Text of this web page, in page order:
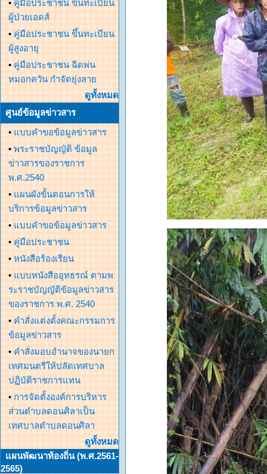
• คู่มือประชาชน ขึ้นทะเบียน
ผู้ป่วยเอดส์
• คู่มือประชาชน ขึ้นทะเบียน
ผู้สูงอายุ
• คู่มือประชาชน ฉีดพ่น
หมอกควัน กำจัดยุ่งลาย
ดูทั้งหมด
ศูนย์ข้อมูลข่าวสาร
• แบบคำขอข้อมูลข่าวสาร
• พระราชบัญญัติ ข้อมูล
ข่าวสารของราชการ
พ.ศ.2540
• แผนผังขั้นตอนการให้
บริการข้อมูลข่าวสาร
• แบบคำขอข้อมูลข่าวสาร
• คู่มือประชาชน
• หนังสือร้องเรียน
• แบบหนังสืออุทธรณ์ ตามพ
ระราชบัญญัติข้อมูลข่าวสาร
ของราชการ พ.ศ. 2540
• คำสั่งแต่งตั้งคณะกรรมการ
ข้อมูลข่าวสาร
• คำสั่งมอบอำนาจของนายก
เทศมนตรีให้ปลัดเทศบาล
ปฏิบัติราชการแทน
• การจัดตั้งองค์การบริหาร
ส่วนตำบลดอนศิลาเป็น
เทศบาลตำบลดอนศิลา
ดูทั้งหมด
แผนพัฒนาท้องถิ่น (พ.ศ.2561-
2565)